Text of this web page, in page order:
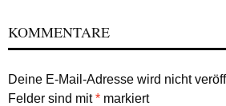
KOMMENTARE
Deine E-Mail-Adresse wird nicht
Felder sind mit* markiert